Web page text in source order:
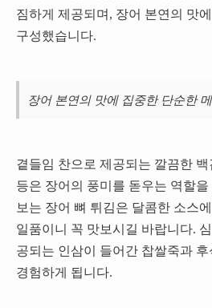
짐하게 제공되며, 장어 본연의 맛
구성했습니다.
장어 본연의 맛에 집중한 단순한
곁들임 찬으로 제공되는 깔끔한
등은 장어의 풍미를 돋우는 역할
보는 장어 뼈 튀김은 달콤한 소스
일품이니 꼭 맛보시길 바랍니다.
공되는 인삼이 들어간 찹쌀죽과
경험하게 됩니다.